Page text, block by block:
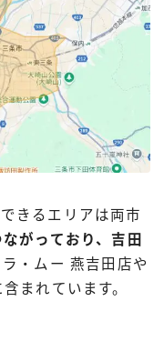
きるエリアは両市
がっており、吉田
・ムー 燕吉田店や
まれています。